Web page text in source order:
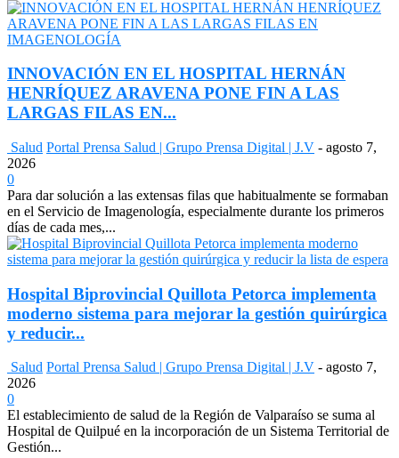
INNOVACIÓN EN EL HOSPITAL HERNÁN
HENRÍQUEZ ARAVENA PONE FIN A LAS
LARGAS FILAS EN...
Salud Portal Prensa Salud | Grupo Prensa Digital | J.V - agosto 7,
2026
0
Para dar solución a las extensas filas que habitualmente se formaban
en el Servicio de Imagenología, especialmente durante los primeros
días de cada mes,...
Hospital Biprovincial Quillota Petorca implementa
moderno sistema para mejorar la gestión quirúrgica
y reducir...
Salud Portal Prensa Salud | Grupo Prensa Digital | J.V - agosto 7,
2026
0
El establecimiento de salud de la Región de Valparaíso se suma al
Hospital de Quilpué en la incorporación de un Sistema Territorial de
Gestión...